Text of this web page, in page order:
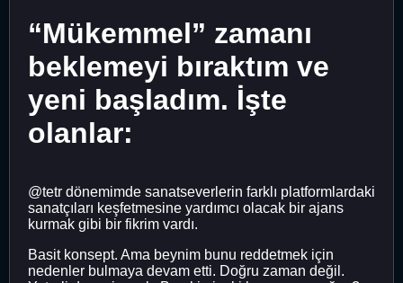
“Mükemmel” zamanı
beklemeyi bıraktım ve
yeni başladım. İşte
olanlar:
@tetr dönemimde sanatseverlerin farklı platformlardaki
sanatçıları keşfetmesine yardımcı olacak bir ajans
kurmak gibi bir fikrim vardı.
Basit konsept. Ama beynim bunu reddetmek için
nedenler bulmaya devam etti. Doğru zaman değil.